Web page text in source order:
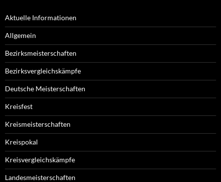
Aktuelle Informationen
Allgemein
Bezirksmeisterschaften
Bezirksvergleichskämpfe
Deutsche Meisterschaften
Kreisfest
Kreismeisterschaften
Kreispokal
Kreisvergleichskämpfe
Landesmeisterschaften